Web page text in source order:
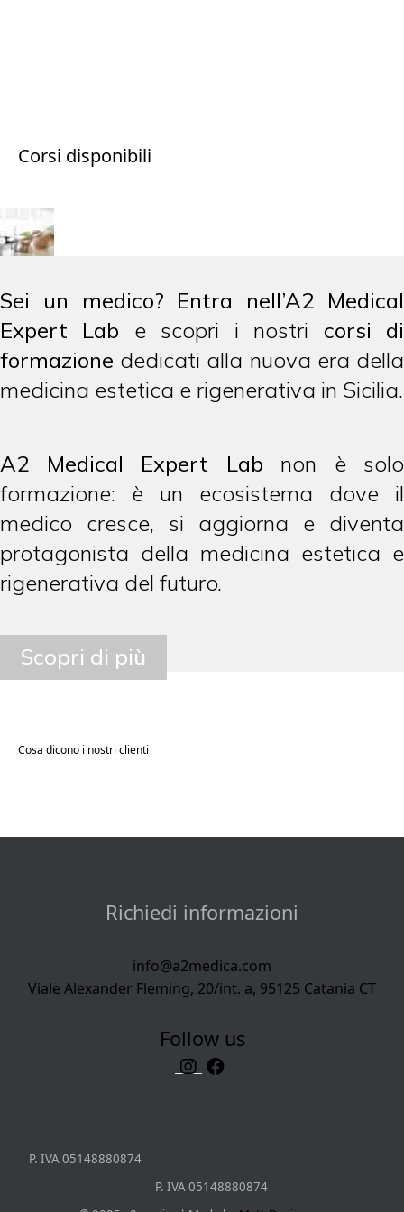
Corsi disponibili
Sei un medico? Entra nell’A2 Medical
Expert Lab e scopri i nostri corsi di
formazione dedicati alla nuova era della
medicina estetica e rigenerativa in Sicilia.
A2 Medical Expert Lab non è solo
formazione: è un ecosistema dove il
medico cresce, si aggiorna e diventa
protagonista della medicina estetica e
rigenerativa del futuro.
Scopri di più
Cosa dicono i nostri clienti
Richiedi informazioni
info@a2medica.com
Viale Alexander Fleming, 20/int. a, 95125 Catania CT
Follow us
P. IVA 05148880874
P. IVA 05148880874